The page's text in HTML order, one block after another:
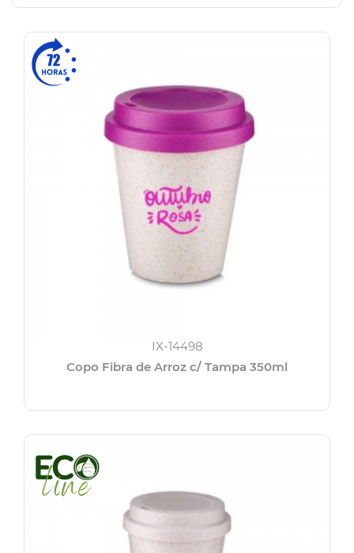
IX-14498
Copo Fibra de Arroz c/ Tampa 350ml